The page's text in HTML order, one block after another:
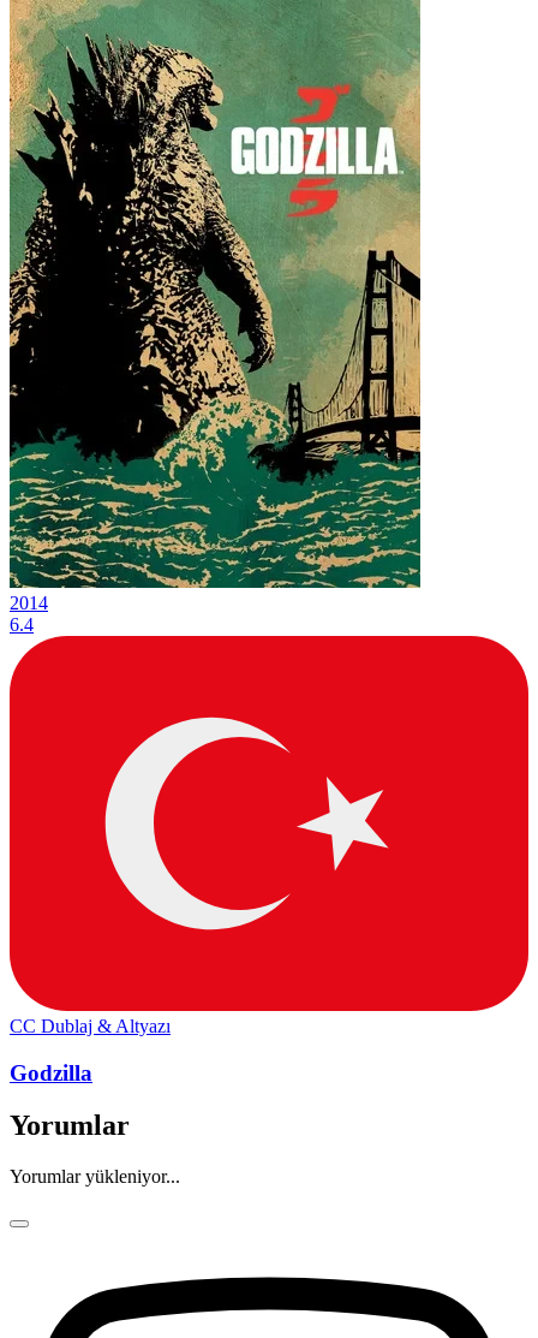
2014
6.4
CC Dublaj & Altyazı
Godzilla
Yorumlar
Yorumlar yükleniyor...